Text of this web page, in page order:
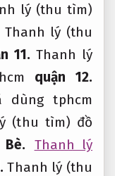
lý (thu tìm)
Thanh lý (thu
11. Thanh lý
quận 12.
tphcm
(thu tìm) đồ
Bè.
Thanh lý
Thanh lý (thu